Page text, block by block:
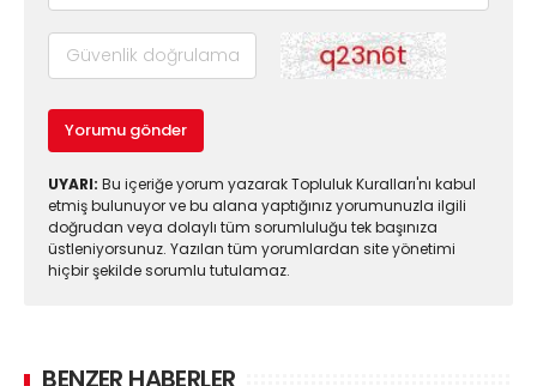
Yorumu gönder
UYARI: Bu içeriğe yorum yazarak Topluluk Kuralları'nı kabul
etmiş bulunuyor ve bu alana yaptığınız yorumunuzla ilgili
doğrudan veya dolaylı tüm sorumluluğu tek başınıza
üstleniyorsunuz. Yazılan tüm yorumlardan site yönetimi
hiçbir şekilde sorumlu tutulamaz.
BENZER HABERLER